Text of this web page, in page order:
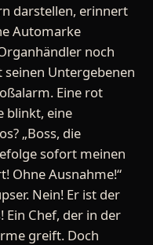
darstellen, erinnert
Automarke
noch
Untergebenen
Eine rot
blinkt, eine
„Boss, die
sofort meinen
Ohne Ausnahme!“
Nein! Er ist der
Ein Chef, der in der
greift. Doch